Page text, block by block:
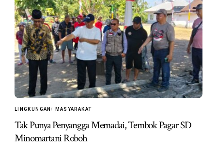
LINGKUNGAN MASYARAKAT
Tak Punya Penyangga Memadai, Tembok Pagar SD
Minomartani Roboh